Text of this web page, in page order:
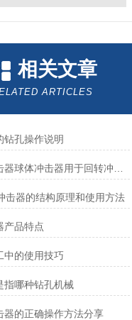
相关文章
ARTICLES
钻孔操作说明
击器的结构原理和使用方法
产品特点
中的使用技巧
指哪种钻孔机械
器的正确操作方法分享